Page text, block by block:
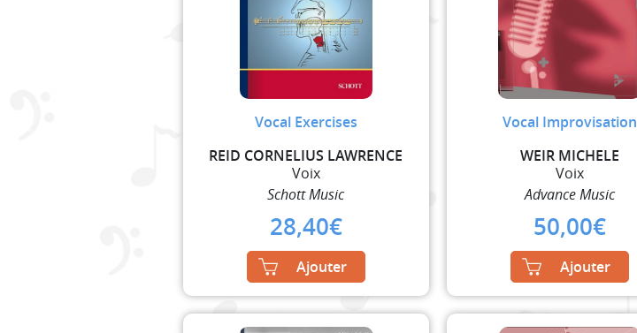
Vocal Exercises
REID CORNELIUS LAWRENCE
Voix
Schott Music
28,40€
Ajouter
Vocal Improvisation
WEIR MICHELE
Voix
Advance Music
50,00€
Ajouter